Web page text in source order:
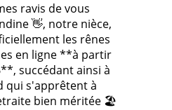
ravis de vous
👋, notre nièce,
les rênes
en ligne **à partir
succédant ainsi à
qui s'apprêtent à
bien méritée 🏖️